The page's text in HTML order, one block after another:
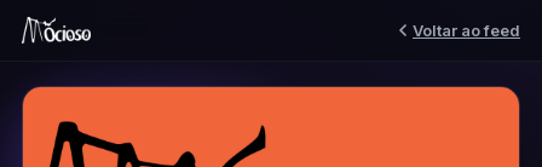
Voltar ao feed